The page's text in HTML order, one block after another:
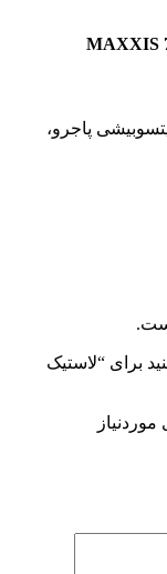
پاجرو،
برای “لاستیک